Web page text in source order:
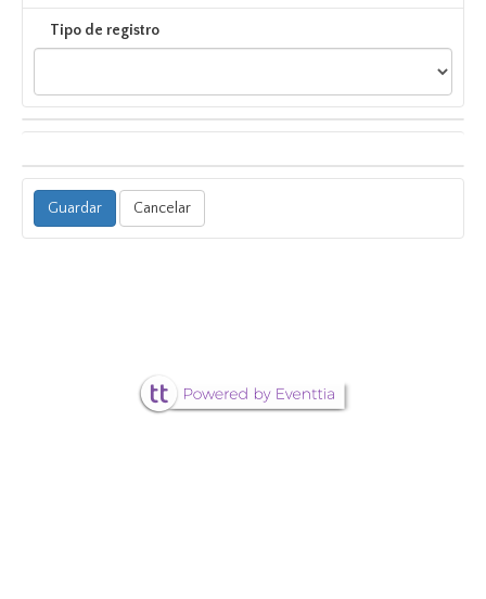
Tipo de registro
Cancelar